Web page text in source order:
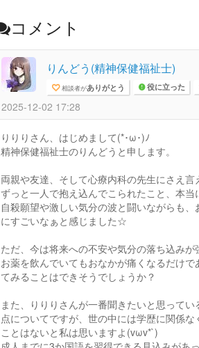
コメント
りんどう(精神保健福祉士)
相談者がありがとう 役に立った
2025-12-02 17:28
りりりさん、はじめまして(*･ω･)ﾉ
精神保健福祉士のりんどうと申します。
両親や友達、そして心療内科の先生にさえ
ずっと一人で抱え込んでこられたこと、本当
自殺願望や激しい気分の波と闘いながらも
にすごいなぁと感じました☆
ただ、今は将来への不安や気分の落ち込み
お薬を飲んでいてもおなかが痛くなるだけ
てみることはできそうでしょうか？
また、りりりさんが一番聞きたいと思って
点についてですが、世の中には学歴に関係
ことはないと私は思いますよ(vωv*`)